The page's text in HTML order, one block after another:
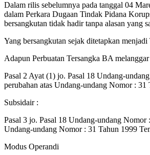
Dalam rilis sebelumnya pada tanggal 04
dalam Perkara Dugaan Tindak Pidana
bersangkutan tidak hadir tanpa alasan yang
Yang bersangkutan sejak ditetapkan
Adapun Perbuatan Tersangka BA
Pasal 2 Ayat (1) jo. Pasal 18 Undang-
perubahan atas Undang-undang Nomor :
Subsidair :
Pasal 3 jo. Pasal 18 Undang-undang
Undang-undang Nomor : 31 Tahun 1999
Modus Operandi